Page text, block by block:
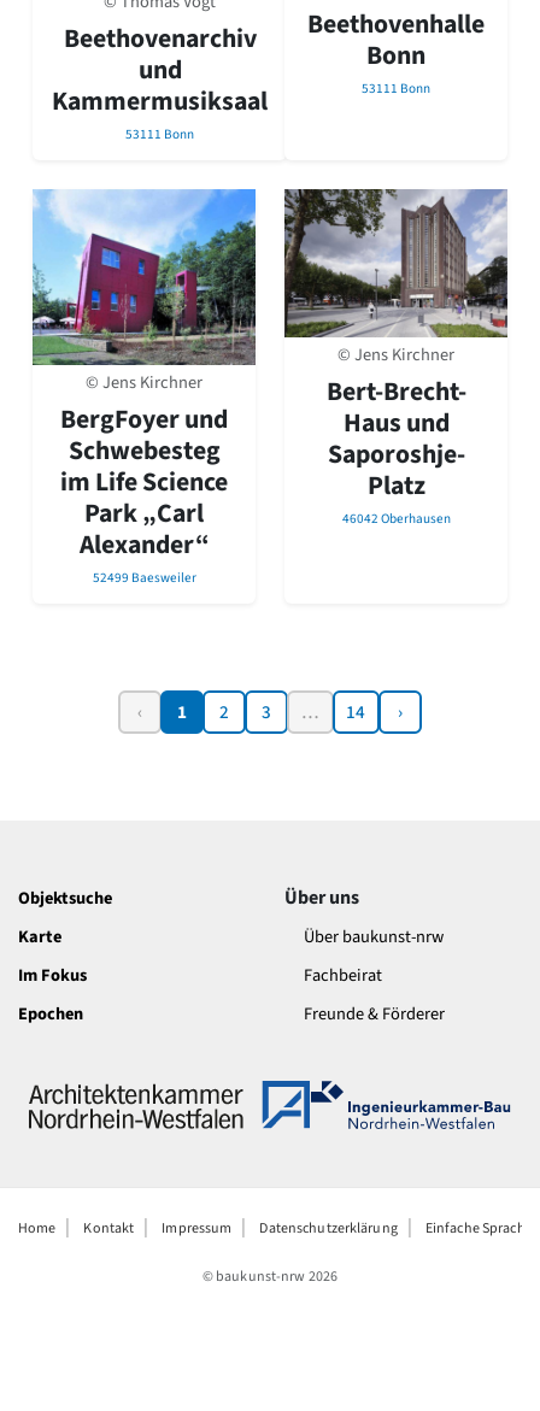
Beethovenarchiv
und
Kammermusiksaal
53111 Bonn
Beethovenhalle
Bonn
53111 Bonn
© Jens Kirchner
BergFoyer und
Schwebesteg
im Life Science
Park „Carl
Alexander“
52499 Baesweiler
© Jens Kirchner
Bert-Brecht-
Haus und
Saporoshje-
Platz
46042 Oberhausen
‹ 1 2 3 … 14 ›
Objektsuche
Karte
Im Fokus
Epochen
Über uns
Über baukunst-nrw
Fachbeirat
Freunde & Förderer
Home Kontakt Impressum Datenschutzerklärung Einfache Sprache
© baukunst-nrw2026